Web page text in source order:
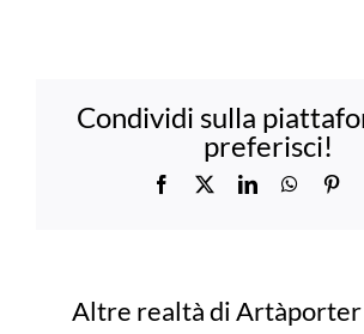
Condividi sulla
preferisci!
Facebook LinkedIn
Progetti correlati